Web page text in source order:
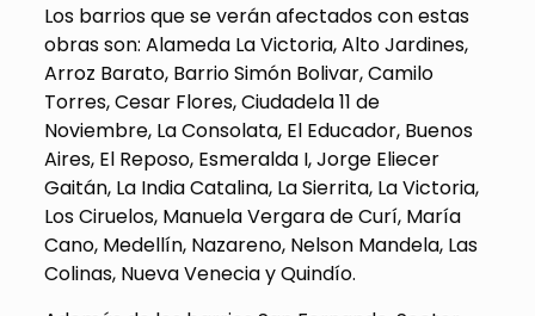
Los barrios que se verán afectados con estas
obras son: Alameda La Victoria, Alto Jardines,
Arroz Barato, Barrio Simón Bolivar, Camilo
Torres, Cesar Flores, Ciudadela 11 de
Noviembre, La Consolata, El Educador, Buenos
Aires, El Reposo, Esmeralda I, Jorge Eliecer
Gaitán, La India Catalina, La Sierrita, La Victoria,
Los Ciruelos, Manuela Vergara de Curí, María
Cano, Medellín, Nazareno, Nelson Mandela, Las
Colinas, Nueva Venecia y Quindío.